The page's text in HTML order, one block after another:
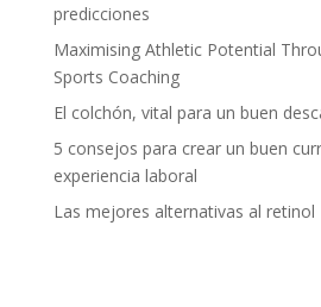
predicciones
Maximising Athletic Potential
Sports Coaching
El colchón, vital para un buen
5 consejos para crear un buen
experiencia laboral
Las mejores alternativas al retinol